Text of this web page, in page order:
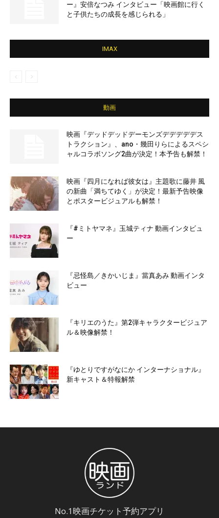
ー』安倍なつみ インタビュー「映画館に行く
と子供たちの成長を感じられる」
IMAX
動画
映画『デッドデッドデーモンズデデデデデス
トラクション』、ano・幾田りらによるスペシ
ャルコラボソング2曲が決定！本予告も解禁！
映画『四月になれば彼女は』主題歌に藤井 風
の新曲「満ちてゆく」が決定！最新予告映像
とポスタービジュアルも解禁！
『#ミトヤマネ』玉城ティナ 動画インタビュ
ー
『忌怪島／きかいじま』當真あみ 動画インタ
ビュー
『キリエのうた』第2弾キャラクタービジュア
ル＆映像解禁！
『ゆとりですがなにか インターナショナル』
新キャスト＆特報解禁
No.1映画チケット予約アプリ